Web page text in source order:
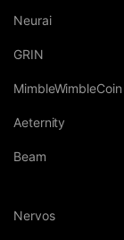
Neurai
GRIN
MimbleWimbleCoin
Aeternity
Beam
Nervos